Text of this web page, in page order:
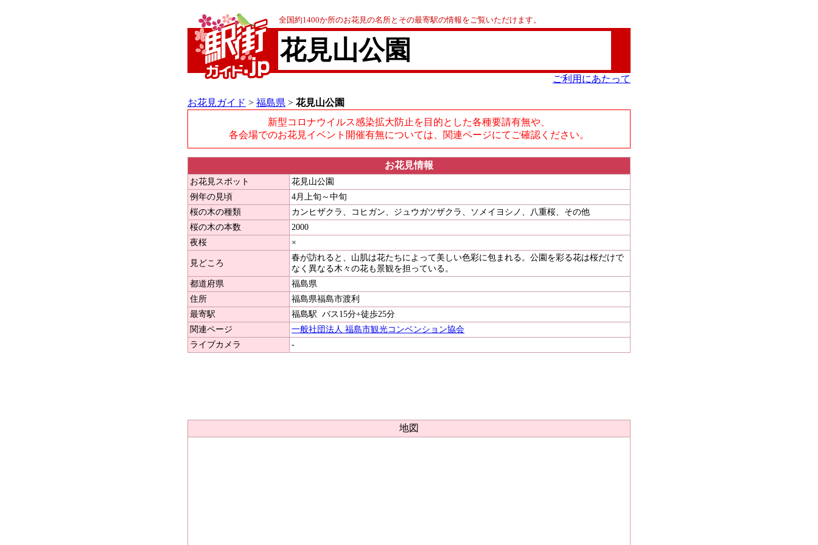
全国約1400か所のお花見の名所とその最寄駅の情報をご覧いただけます。
花見山公園
ご利用にあたって
お花見ガイド > 福島県 > 花見山公園
新型コロナウイルス感染拡大防止を目的とした各種要請有無や、
各会場でのお花見イベント開催有無については、関連ページにてご確認ください。
お花見情報
お花見スポット
花見山公園
例年の見頃
4月上旬～中旬
桜の木の種類
カンヒザクラ、コヒガン、ジュウガツザクラ、ソメイヨシノ、八重桜、その他
桜の木の本数
2000
夜桜
×
見どころ
春が訪れると、山肌は花たちによって美しい色彩に包まれる。公園を彩る花は桜だけで
なく異なる木々の花も景観を担っている。
都道府県
福島県
住所
福島県福島市渡利
最寄駅
福島駅 バス15分+徒歩25分
関連ページ
一般社団法人 福島市観光コンベンション協会
ライブカメラ
-
地図